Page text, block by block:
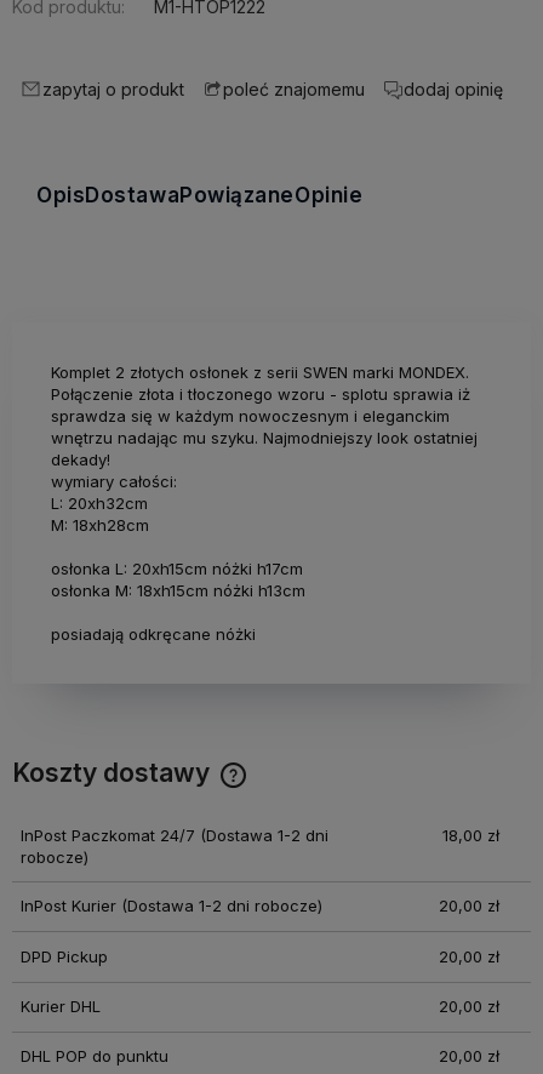
Kod produktu: M1-HTOP1222
zapytaj o produkt poleć znajomemu dodaj opinię
OpisDostawaPowiązaneOpinie
Komplet 2 złotych osłonek z serii SWEN marki MONDEX.
Połączenie złota i tłoczonego wzoru - splotu sprawia iż
sprawdza się w każdym nowoczesnym i eleganckim
wnętrzu nadając mu szyku. Najmodniejszy look ostatniej
dekady!
wymiary całości:
L: 20xh32cm
M: 18xh28cm
osłonka L: 20xh15cm nóżki h17cm
osłonka M: 18xh15cm nóżki h13cm
posiadają odkręcane nóżki
Koszty dostawy
InPost Paczkomat 24/7 (Dostawa 1-2 dni
robocze)
18,00 zł
InPost Kurier(Dostawa 1-2 dni robocze) 20,00 zł
DPD Pickup 20,00 zł
Kurier DHL 20,00 zł
DHL POP do punktu 20,00 zł